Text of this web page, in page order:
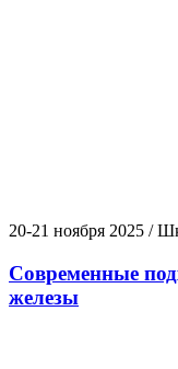
20-21 ноября 2025 /
Современные
железы